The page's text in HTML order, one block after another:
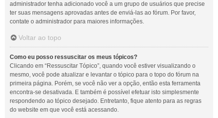
administrador tenha adicionado você a um grupo de usuários que precise
ter suas mensagens aprovadas antes de enviá-las ao fórum. Por favor,
contate o administrador para maiores informações.
Voltar ao topo
Como eu posso ressuscitar os meus tópicos?
Clicando em “Ressuscitar Tópico”, quando você estiver visualizando o
mesmo, você pode atualizar e levantar o tópico para o topo do fórum na
primeira página. Porém, se você não ver a opção, então esta ferramenta
encontra-se desativada. E também é possível efetuar isto simplesmente
respondendo ao tópico desejado. Entretanto, fique atento para as regras
do website em que você está acessando.